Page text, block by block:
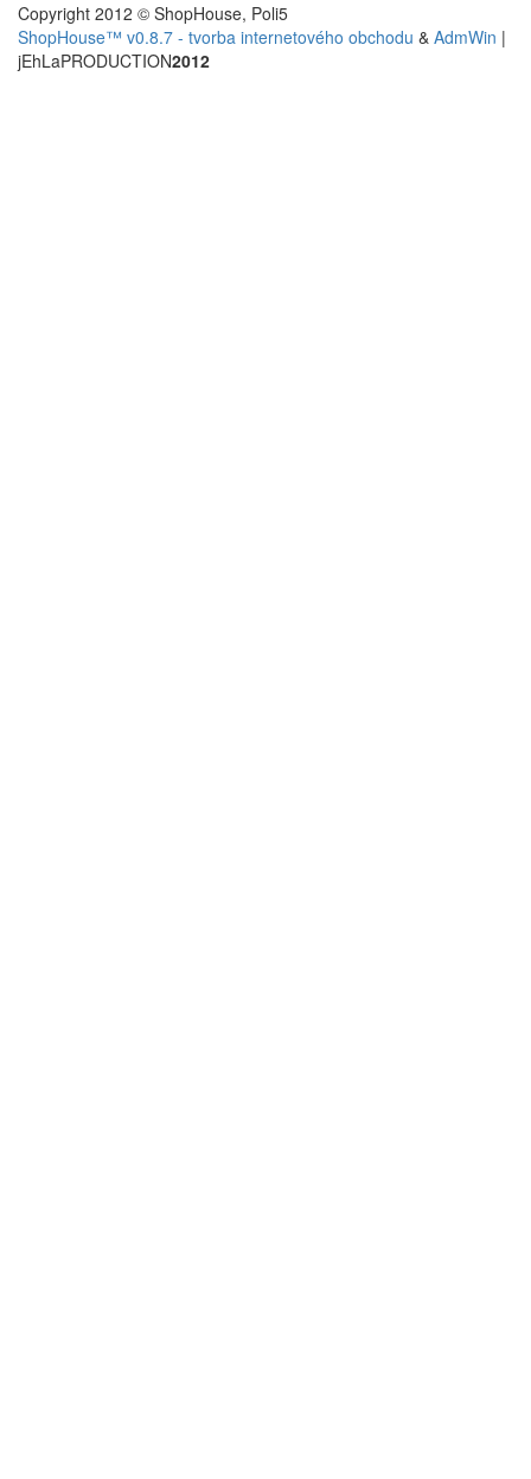
Copyright 2012 © ShopHouse, Poli5
ShopHouse™ v0.8.7 - tvorba internetového obchodu & AdmWin |
jEhLaPRODUCTION2012